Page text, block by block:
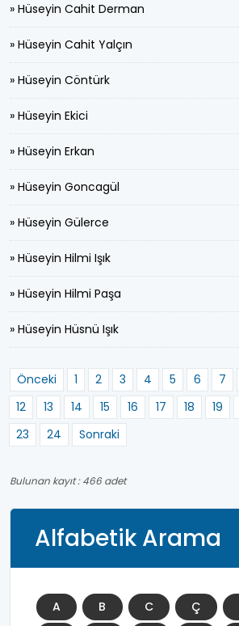
» Hüseyin Cahit Derman
» Hüseyin Cahit Yalçın
» Hüseyin Cöntürk
» Hüseyin Ekici
» Hüseyin Erkan
» Hüseyin Goncagül
» Hüseyin Gülerce
» Hüseyin Hilmi Işık
» Hüseyin Hilmi Paşa
» Hüseyin Hüsnü Işık
Önceki 1 2 3 4 5 6 7
12
13 14 15 16 17 18 19
23
24 Sonraki
Bulunan kayıt : 466 adet
Alfabetik Arama
A B C Ç